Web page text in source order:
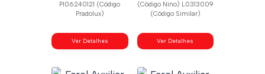
Pl06240121 (Código
Pradolux)
Ver Detalhes
(Código Nino) L0313009
(Código Similar)
Ver Detalhes